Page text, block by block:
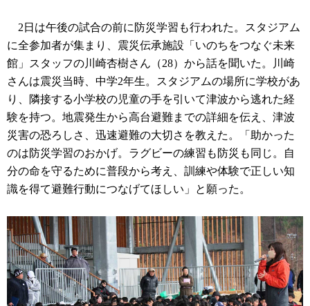
2日は午後の試合の前に防災学習も行われた。スタジアム
に全参加者が集まり、震災伝承施設「いのちをつなぐ未来
館」スタッフの川崎杏樹さん（28）から話を聞いた。川崎
さんは震災当時、中学2年生。スタジアムの場所に学校があ
り、隣接する小学校の児童の手を引いて津波から逃れた経
験を持つ。地震発生から高台避難までの詳細を伝え、津波
災害の恐ろしさ、迅速避難の大切さを教えた。「助かった
のは防災学習のおかげ。ラグビーの練習も防災も同じ。自
分の命を守るために普段から考え、訓練や体験で正しい知
識を得て避難行動につなげてほしい」と願った。